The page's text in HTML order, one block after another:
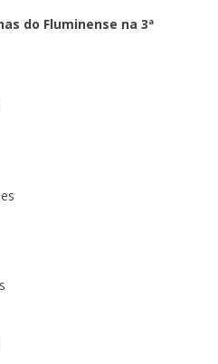
do Fluminense na 3ª